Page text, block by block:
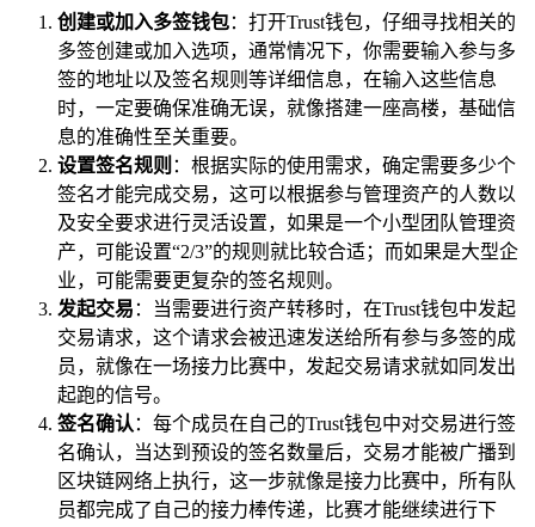
创建或加入多签钱包：打开Trust钱包，仔细寻找相关的
多签创建或加入选项，通常情况下，你需要输入参与多
签的地址以及签名规则等详细信息，在输入这些信息
时，一定要确保准确无误，就像搭建一座高楼，基础信
息的准确性至关重要。
设置签名规则 ：根据实际的使用需求，确定需要多少个
签名才能完成交易，这可以根据参与管理资产的人数以
及安全要求进行灵活设置，如果是一个小型团队管理资
产，可能设置“2/3”的规则就比较合适；而如果是大型企
业，可能需要更复杂的签名规则。
发起交易 ：当需要进行资产转移时，在Trust钱包中发起
交易请求，这个请求会被迅速发送给所有参与多签的成
员，就像在一场接力比赛中，发起交易请求就如同发出
起跑的信号。
签名确认：每个成员在自己的Trust钱包中对交易进行签
名确认，当达到预设的签名数量后，交易才能被广播到
区块链网络上执行，这一步就像是接力比赛中，所有队
员都完成了自己的接力棒传递，比赛才能继续进行下